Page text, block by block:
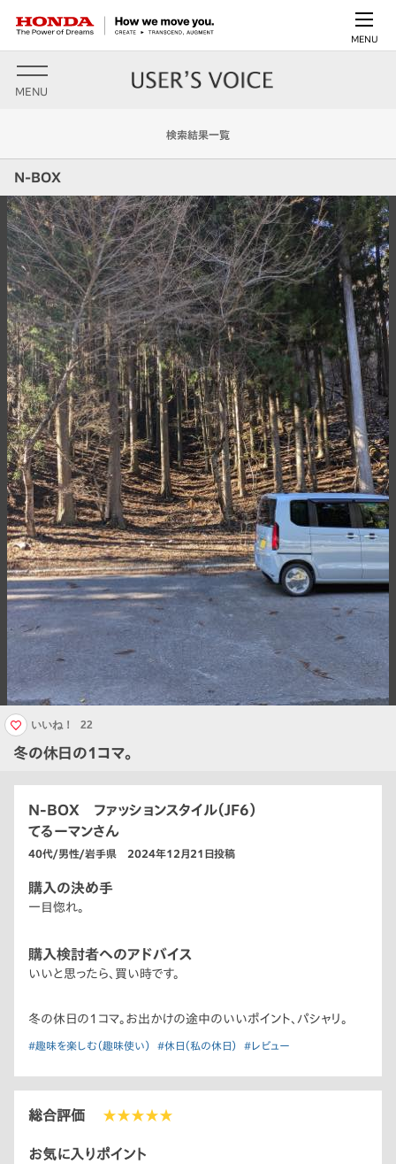
MENU
MENU
検索結果一覧
N-BOX
冬の休日の1コマ。
いいね！ 22
N-BOX ファッションスタイル（JF6）
てるーマンさん
40代/男性/岩手県 2024年12月21日投稿
購入の決め手
一目惚れ。
購入検討者へのアドバイス
いいと思ったら、買い時です。
冬の休日の1コマ。お出かけの途中のいいポイント、パシャリ。
#趣味を楽しむ（趣味使い） #休日（私の休日） #レビュー
総合評価 ★★★★★
お気に入りポイント